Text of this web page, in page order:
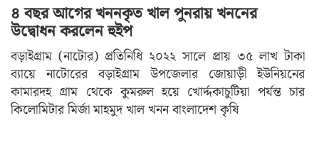
৪ বছর আগের খননকৃত খাল পুনরায় খননের
উদ্বোধন করলেন হুইপ
বড়াইগ্রাম (নাটোর) প্রতিনিধি ২০২২ সালে প্রায় ৩৫ লাখ টাকা
ব্যায়ে নাটোরের বড়াইগ্রাম উপজেলার জোয়াড়ী ইউনিয়নের
কামারদহ গ্রাম থেকে কুমরুল হয়ে খোর্দ্দকাচুটিয়া পর্যন্ত চার
কিলোমিটার মির্জা মাহমুদ খাল খনন বাংলাদেশ কৃষি